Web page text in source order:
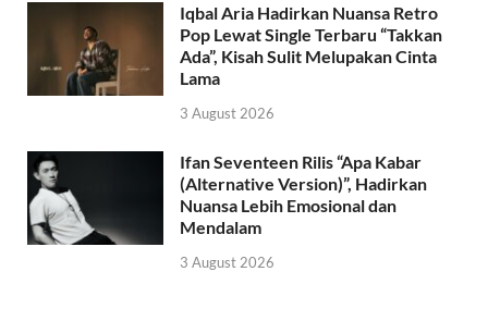
Iqbal Aria Hadirkan Nuansa Retro
Pop Lewat Single Terbaru “Takkan
Ada”, Kisah Sulit Melupakan Cinta
Lama
3 August 2026
Ifan Seventeen Rilis “Apa Kabar
(Alternative Version)”, Hadirkan
Nuansa Lebih Emosional dan
Mendalam
3 August 2026